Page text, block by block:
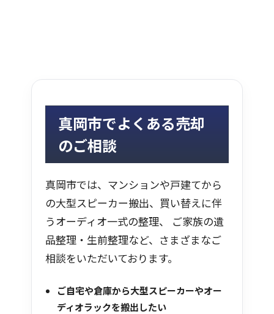
真岡市でよくある売却
のご相談
真岡市では、マンションや戸建てから
の大型スピーカー搬出、買い替えに伴
うオーディオ一式の整理、 ご家族の遺
品整理・生前整理など、さまざまなご
相談をいただいております。
ご自宅や倉庫から大型スピーカーやオー
ディオラックを搬出したい